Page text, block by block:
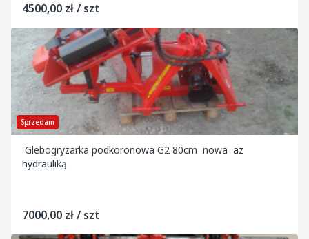
4500,00 zł / szt
Sprzedam
Glebogryzarka podkoronowa G2 80cm nowa az
hydrauliką
7000,00 zł / szt